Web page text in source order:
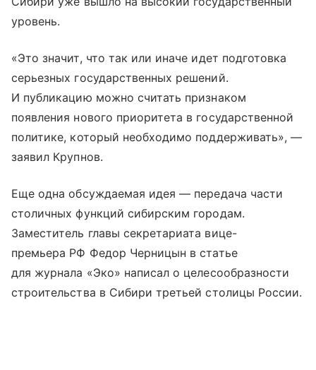
уровень.
«Это значит, что так или иначе идет подготовка
серьезных государственных решений.
И публикацию можно считать признаком
появления нового приоритета в государственной
политике, который необходимо поддерживать», —
заявил Крупнов.
Еще одна обсуждаемая идея — передача части
столичных функций сибирским городам.
Заместитель главы секретариата вице-
премьера РФ Федор Черницын в статье
для журнала «Эко» написал о целесообразности
строительства в Сибири третьей столицы России.